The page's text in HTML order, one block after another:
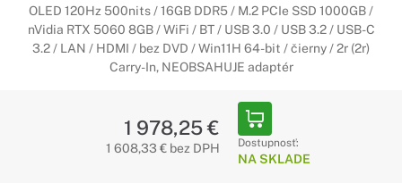
OLED 120Hz 500nits / 16GB DDR5 / M.2 PCIe SSD 1000GB /
nVidia RTX 5060 8GB / WiFi / BT / USB 3.0 / USB 3.2 / USB-C
3.2 / LAN / HDMI / bez DVD / Win11H 64-bit / čierny / 2r (2r)
Carry-In, NEOBSAHUJE adaptér
1 978,25 €
1 608,33 € bez DPH Dostupnosť:
NA SKLADE